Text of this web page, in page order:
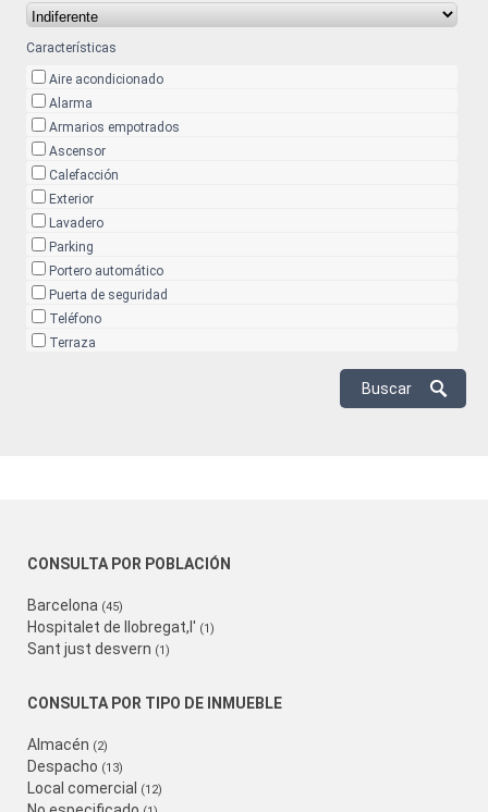
Características
Aire acondicionado
Alarma
Armarios empotrados
Ascensor
Calefacción
Exterior
Lavadero
Parking
Portero automático
Puerta de seguridad
Teléfono
Terraza
CONSULTA POR POBLACIÓN
Barcelona (45)
Hospitalet de llobregat,l' (1)
Sant just desvern (1)
CONSULTA POR TIPO DE INMUEBLE
Almacén (2)
Despacho (13)
Local comercial (12)